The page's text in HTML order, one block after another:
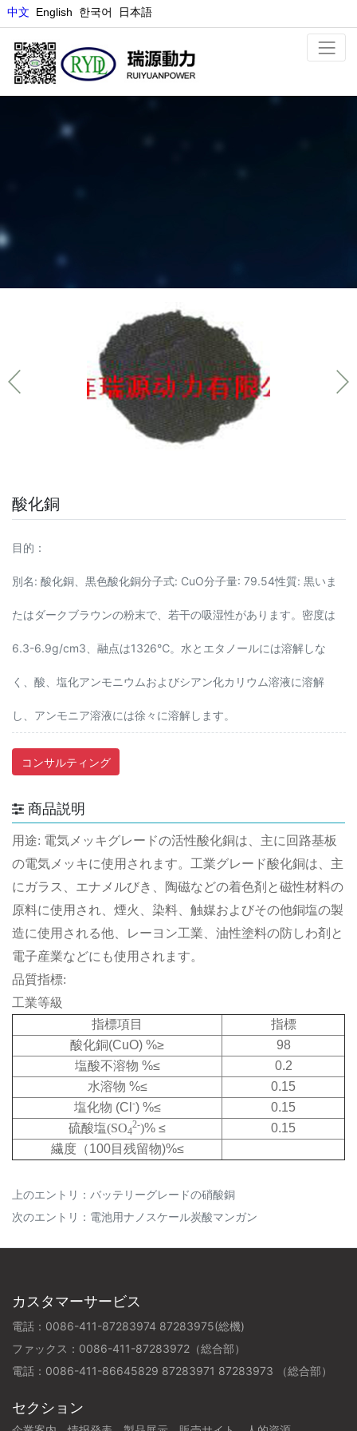
中文 English 한국어 日本語
銅塩
酸化銅
目的：
別名: 酸化銅、黒色酸化銅分子式: CuO分子量: 79.54性質: 黒いま
たはダークブラウンの粉末で、若干の吸湿性があります。密度は
6.3-6.9g/cm3、融点は1326℃。水とエタノールには溶解しな
く、酸、塩化アンモニウムおよびシアン化カリウム溶液に溶解
し、アンモニア溶液には徐々に溶解します。
コンサルティング
商品説明
用途: 電気メッキグレードの活性酸化銅は、主に回路基板
の電気メッキに使用されます。工業グレード酸化銅は、主
にガラス、エナメルびき、陶磁などの着色剤と磁性材料の
原料に使用され、煙火、染料、触媒およびその他銅塩の製
造に使用される他、レーヨン工業、油性塗料の防しわ剤と
電子産業などにも使用されます。
品質指標:
工業等級
指標項目
指標
酸化銅(CuO) %≥
98
塩酸不溶物 %≤
0.2
水溶物 %≤
0.15
塩化物 (Cl -) %≤
0.15
硫酸塩(SO4
2-)% ≤
0.15
繊度（100目残留物)%≤
上のエントリ： バッテリーグレードの硝酸銅
次のエントリ： 電池用ナノスケール炭酸マンガン
カスタマーサービス
電話：0086-411-87283974 87283975(総機)
ファックス：0086-411-87283972（総合部）
電話：0086-411-86645829 87283971 87283973 （総合部）
セクション